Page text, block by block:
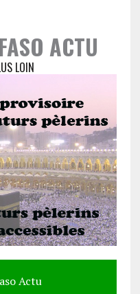
ACTU
LOIN
Actu